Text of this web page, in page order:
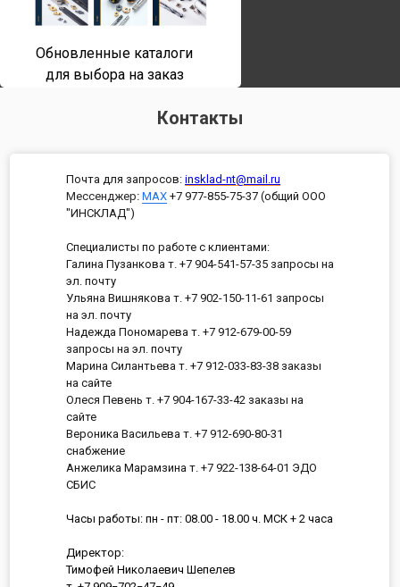
Обновленные каталоги
для выбора на заказ
Контакты
Почта для запросов: insklad-nt@mail.ru
Мессенджер: MAX +7 977-855-75-37 (общий ООО
"ИНСКЛАД")
Специалисты по работе с клиентами:
Галина Пузанкова т. +7 904-541-57-35 запросы на
эл. почту
Ульяна Вишнякова т. +7 902-150-11-61 запросы
на эл. почту
Надежда Пономарева т. +7 912-679-00-59
запросы на эл. почту
Марина Силантьева т. +7 912-033-83-38 заказы
на сайте
Олеся Певень т. +7 904-167-33-42 заказы на
сайте
Вероника Васильева т. +7 912-690-80-31
снабжение
Анжелика Марамзина т. +7 922-138-64-01 ЭДО
СБИС
Часы работы: пн - пт: 08.00 - 18.00 ч. МСК + 2 часа
Директор:
Тимофей Николаевич Шепелев